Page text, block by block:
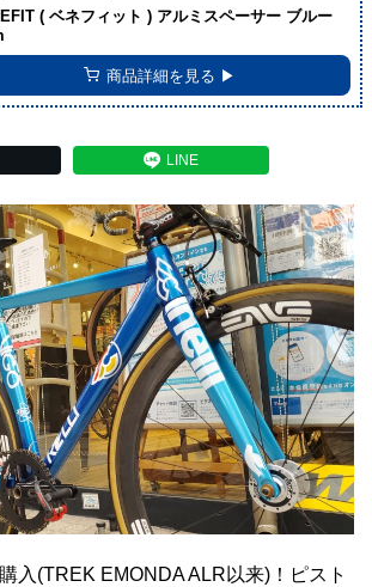
( ベネフィット ) アルミスペーサー ブルー
商品詳細を見る ▶︎
LINE
入(TREK EMONDA ALR以来)！ピスト